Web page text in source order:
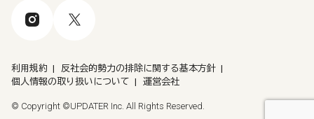
利用規約
反社会的勢力の排除に関する基本方針
個人情報の取り扱いについて
運営会社
© Copyright ©UPDATER Inc. All Rights Reserved.